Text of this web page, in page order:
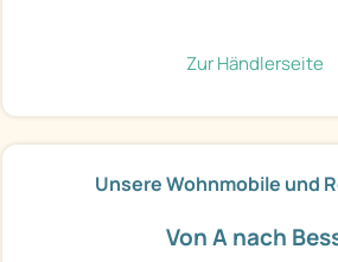
Zur Händlerseite
Unsere Wohnmobile und
Von A nach